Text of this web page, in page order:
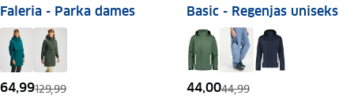
Faleria - Parka dames
64,99129,99
Basic - Regenjas uniseks
44,0044,99